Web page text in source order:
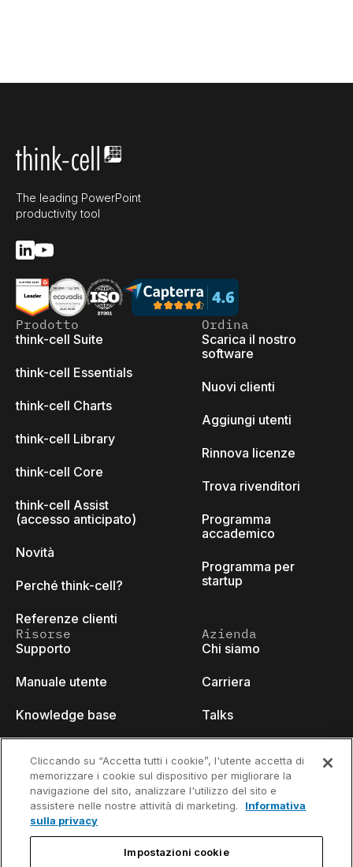
The leading PowerPoint
productivity tool
Prodotto
think-cell Suite
think-cell Essentials
think-cell Charts
think-cell Library
think-cell Core
think-cell Assist
(accesso anticipato)
Novità
Perché think-cell?
Referenze clienti
Ordina
Scarica il nostro
software
Nuovi clienti
Aggiungi utenti
Rinnova licenze
Trova rivenditori
Programma
accademico
Programma per
startup
Risorse
Supporto
Manuale utente
Knowledge base
Video tutorials
Content hub
Azienda
Chi siamo
Carriera
Talks
Developer blog
Contattaci
Cliccando su “Accetta tutti i cookie”, l'utente accetta di
memorizzare i cookie sul dispositivo per migliorare la
navigazione del sito, analizzare l'utilizzo del sito e
assistere nelle nostre attività di marketing.
Informativa
sulla privacy
Impostazioni cookie